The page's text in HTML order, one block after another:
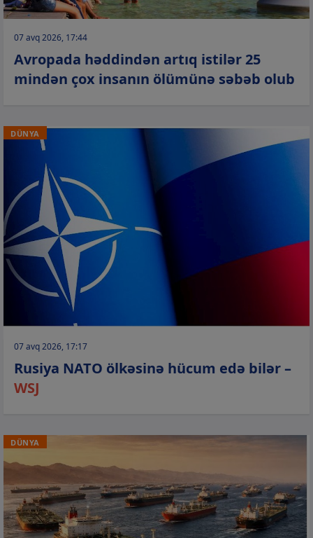
07 avq 2026, 17:44
Avropada həddindən artıq istilər 25
mindən çox insanın ölümünə səbəb olub
DÜNYA
07 avq 2026, 17:17
Rusiya NATO ölkəsinə hücum edə bilər –
WSJ
DÜNYA